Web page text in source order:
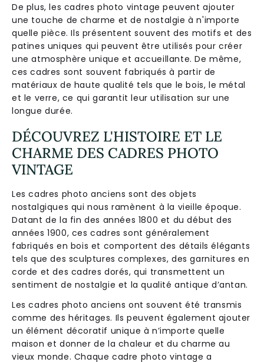
De plus, les cadres photo vintage peuvent ajouter
une touche de charme et de nostalgie à n'importe
quelle pièce. Ils présentent souvent des motifs et des
patines uniques qui peuvent être utilisés pour créer
une atmosphère unique et accueillante. De même,
ces cadres sont souvent fabriqués à partir de
matériaux de haute qualité tels que le bois, le métal
et le verre, ce qui garantit leur utilisation sur une
longue durée.
DÉCOUVREZ L'HISTOIRE ET LE
CHARME DES CADRES PHOTO
VINTAGE
Les cadres photo anciens sont des objets
nostalgiques qui nous ramènent à la vieille époque.
Datant de la fin des années 1800 et du début des
années 1900, ces cadres sont généralement
fabriqués en bois et comportent des détails élégants
tels que des sculptures complexes, des garnitures en
corde et des cadres dorés, qui transmettent un
sentiment de nostalgie et la qualité antique d’antan.
Les cadres photo anciens ont souvent été transmis
comme des héritages. Ils peuvent également ajouter
un élément décoratif unique à n’importe quelle
maison et donner de la chaleur et du charme au
vieux monde. Chaque cadre photo vintage a